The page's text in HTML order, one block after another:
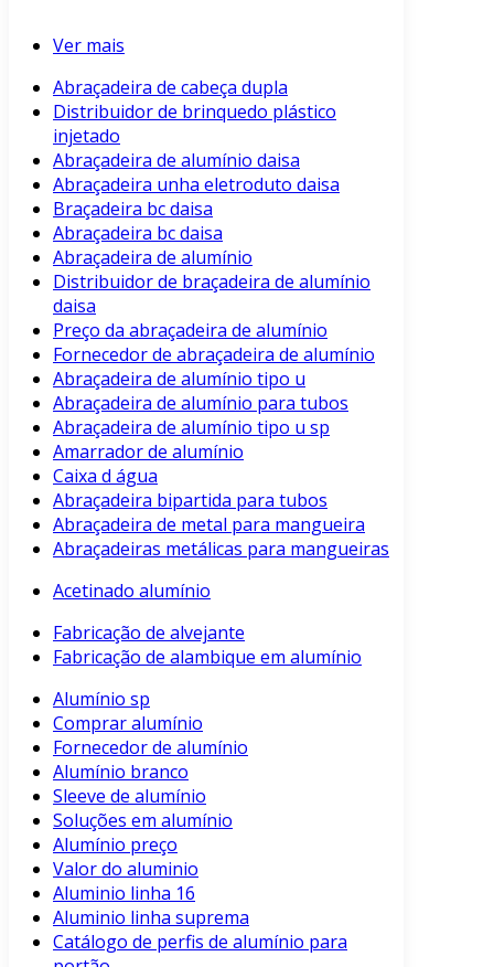
Ver mais
Abraçadeira de cabeça dupla
Distribuidor de brinquedo plástico
injetado
Abraçadeira de alumínio daisa
Abraçadeira unha eletroduto daisa
Braçadeira bc daisa
Abraçadeira bc daisa
Abraçadeira de alumínio
Distribuidor de braçadeira de alumínio
daisa
Preço da abraçadeira de alumínio
Fornecedor de abraçadeira de alumínio
Abraçadeira de alumínio tipo u
Abraçadeira de alumínio para tubos
Abraçadeira de alumínio tipo u sp
Amarrador de alumínio
Caixa d água
Abraçadeira bipartida para tubos
Abraçadeira de metal para mangueira
Abraçadeiras metálicas para mangueiras
Acetinado alumínio
Fabricação de alvejante
Fabricação de alambique em alumínio
Alumínio sp
Comprar alumínio
Fornecedor de alumínio
Alumínio branco
Sleeve de alumínio
Soluções em alumínio
Alumínio preço
Valor do aluminio
Aluminio linha 16
Aluminio linha suprema
Catálogo de perfis de alumínio para